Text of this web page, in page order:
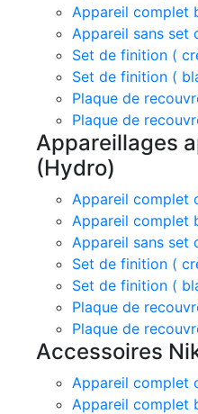
Appareil complet
Appareil sans set
Set de finition (
Set de finition (
Plaque de
Plaque de
Appareillages
(Hydro)
Appareil complet
Appareil complet
Appareil sans set
Set de finition (
Set de finition (
Plaque de
Plaque de
Accessoires
Appareil complet
Appareil complet